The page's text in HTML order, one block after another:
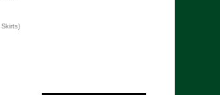
Skirts)